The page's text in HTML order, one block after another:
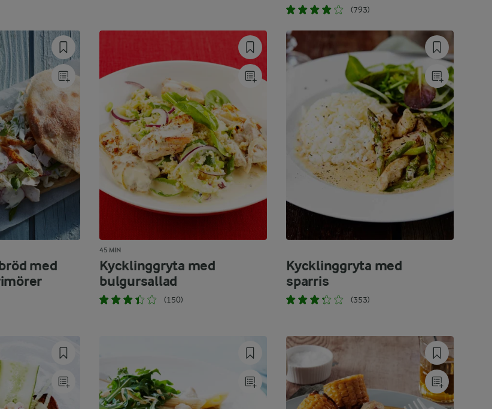
(793)
med
45 MIN
Kycklinggryta med
bulgursallad
(150)
Kycklinggryta med
sparris
(353)